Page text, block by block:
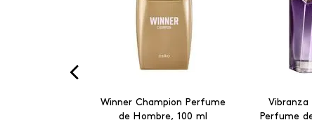
Winner Champion Perfume
de Hombre, 100 ml
Vibranza
Perfume